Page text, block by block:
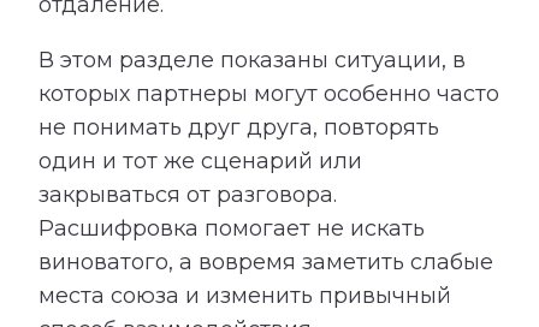
В этом разделе показаны ситуации, в
которых партнеры могут особенно часто
не понимать друг друга, повторять
один и тот же сценарий или
закрываться от разговора.
Расшифровка помогает не искать
виноватого, а вовремя заметить слабые
места союза и изменить привычный